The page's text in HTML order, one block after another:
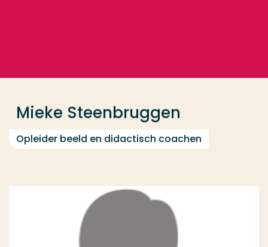
Mieke Steenbruggen
Opleider beeld en didactisch coachen
Opleiding
Contact